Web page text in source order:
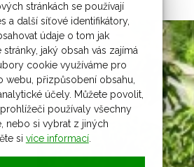
stránkách se používají
a další síťové identifikátory,
údaje o tom jak
jaký obsah vás zajímá
cookie využíváme pro
webu, přizpůsobení obsahu,
účely. Můžete povolit,
používaly všechny
nebo si vybrat z jiných
si více informací.